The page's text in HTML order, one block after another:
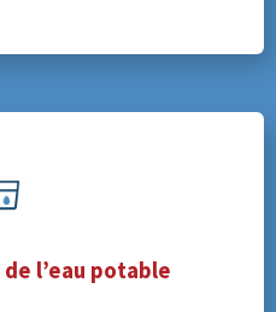
l’eau potable